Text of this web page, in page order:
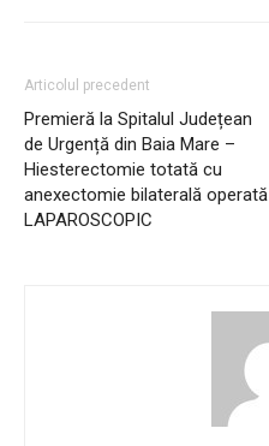
Articolul precedent
Premieră la Spitalul Județean
de Urgență din Baia Mare –
Hiesterectomie totată cu
anexectomie bilaterală operată
LAPAROSCOPIC